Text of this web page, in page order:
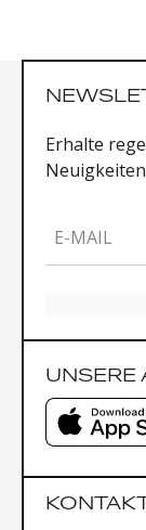
Erhalte
Neuigkeiten
E-MAIL
UNSERE